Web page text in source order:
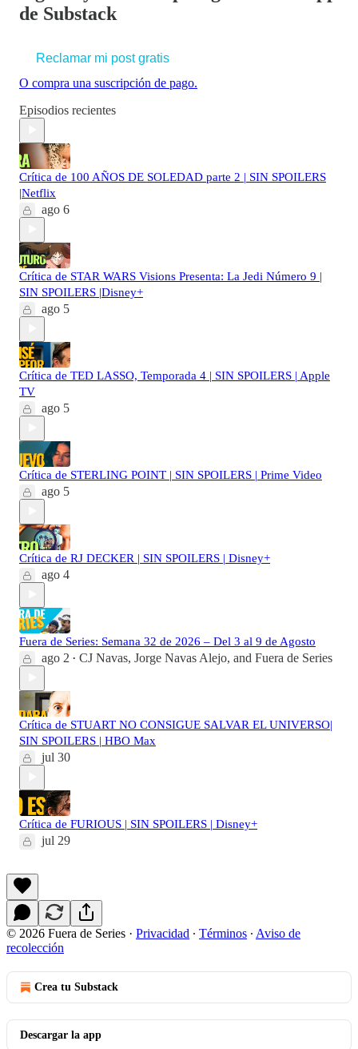
de Substack
Reclamar mi post gratis
O compra una suscripción de pago.
Episodios recientes
Crítica de 100 AÑOS DE SOLEDAD parte 2 | SIN SPOILERS
|Netflix
ago 6
Crítica de STAR WARS Visions Presenta: La Jedi Número 9 |
SIN SPOILERS |Disney+
ago 5
Crítica de TED LASSO, Temporada 4 | SIN SPOILERS | Apple
TV
ago 5
Crítica de STERLING POINT | SIN SPOILERS | Prime Video
ago 5
Crítica de RJ DECKER | SIN SPOILERS | Disney+
ago 4
Fuera de Series: Semana 32 de 2026 – Del 3 al 9 de Agosto
ago 2 • CJ Navas, Jorge Navas Alejo, and Fuera de Series
Crítica de STUART NO CONSIGUE SALVAR EL UNIVERSO|
SIN SPOILERS | HBO Max
jul 30
Crítica de FURIOUS | SIN SPOILERS | Disney+
jul 29
© 2026 Fuera de Series · Privacidad ∙ Términos ∙ Aviso de
recolección
Crea tu Substack
Descargar la app